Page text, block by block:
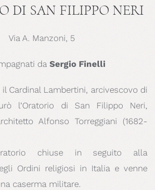
DI SAN FILIPPO NERI
Via A. Manzoni, 5
da Sergio Finelli
il Cardinal Lambertini, arcivescovo di
l’Oratorio di San Filippo Neri,
Alfonso Torreggiani (1682-
chiuse in seguito alla
Ordini religiosi in Italia e venne
caserma militare.